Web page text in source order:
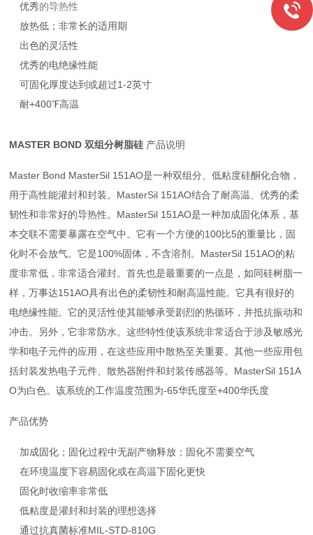
优秀的导热性
放热低；非常长的适用期
出色的灵活性
优秀的电绝缘性能
可固化厚度达到或超过1-2英寸
耐+400℉高温
MASTER BOND 双组分树脂硅 产品说明
Master Bond MasterSil 151AO是一种双组分、低粘度硅酮化合物，
用于高性能灌封和封装。MasterSil 151AO结合了耐高温、优秀的柔
韧性和非常好的导热性。MasterSil 151AO是一种加成固化体系，基
本交联不需要暴露在空气中。它有一个方便的100比5的重量比，固
化时不会放气。它是100%固体，不含溶剂。MasterSil 151AO的粘
度非常低，非常适合灌封。首先也是最重要的一点是，如同硅树脂一
样，万事达151AO具有出色的柔韧性和耐高温性能。它具有很好的
电绝缘性能。它的灵活性使其能够承受剧烈的热循环，并抵抗振动和
冲击。另外，它非常防水。这些特性使该系统非常适合于涉及敏感光
学和电子元件的应用，在这些应用中散热至关重要。其他一些应用包
括封装发热电子元件、散热器附件和封装传感器等。MasterSil 151A
O为白色。该系统的工作温度范围为-65华氏度至+400华氏度
产品优势
加成固化；固化过程中无副产物释放；固化不需要空气
在环境温度下容易固化或在高温下固化更快
固化时收缩率非常低
低粘度是灌封和封装的理想选择
通过抗真菌标准MIL-STD-810G